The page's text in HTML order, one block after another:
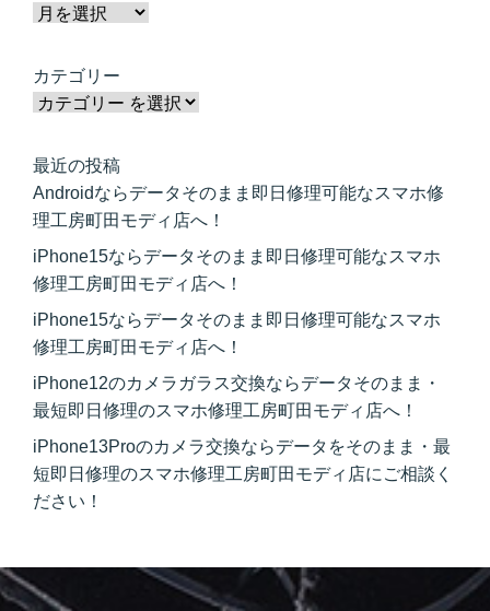
カテゴリー
最近の投稿
Androidならデータそのまま即日修理可能なスマホ修
理工房町田モディ店へ！
iPhone15ならデータそのまま即日修理可能なスマホ
修理工房町田モディ店へ！
iPhone15ならデータそのまま即日修理可能なスマホ
修理工房町田モディ店へ！
iPhone12のカメラガラス交換ならデータそのまま・
最短即日修理のスマホ修理工房町田モディ店へ！
iPhone13Proのカメラ交換ならデータをそのまま・最
短即日修理のスマホ修理工房町田モディ店にご相談く
ださい！